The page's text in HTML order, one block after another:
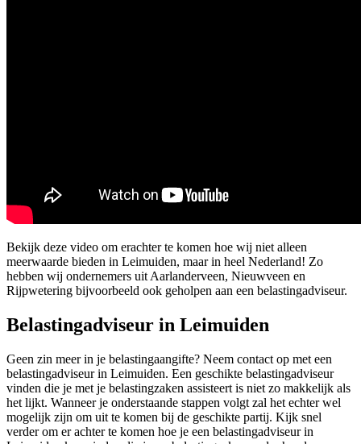
Bekijk deze video om erachter te komen hoe wij niet alleen
meerwaarde bieden in Leimuiden, maar in heel Nederland! Zo
hebben wij ondernemers uit Aarlanderveen, Nieuwveen en
Rijpwetering bijvoorbeeld ook geholpen aan een belastingadviseur.
Belastingadviseur in Leimuiden
Geen zin meer in je belastingaangifte? Neem contact op met een
belastingadviseur in Leimuiden. Een geschikte belastingadviseur
vinden die je met je belastingzaken assisteert is niet zo makkelijk als
het lijkt. Wanneer je onderstaande stappen volgt zal het echter wel
mogelijk zijn om uit te komen bij de geschikte partij. Kijk snel
verder om er achter te komen hoe je een belastingadviseur in